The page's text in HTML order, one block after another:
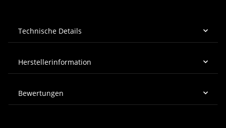
Technische Details
Herstellerinformation
Bewertungen